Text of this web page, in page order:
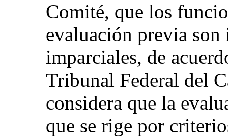
Comité, que los
evaluación previa son
imparciales, de
Tribunal Federal del
considera que la
que se rige por